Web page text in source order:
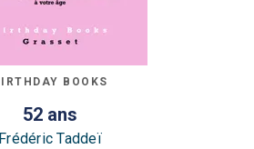
BOOKS
52 ans
Frédéric Taddeï